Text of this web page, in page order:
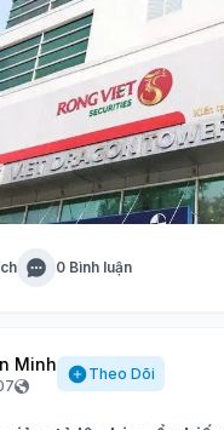
0 Bình luận
Minh Theo Dõi